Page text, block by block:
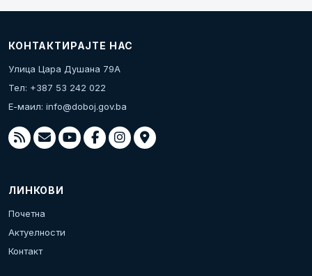
КОНТАКТИРАЈТЕ НАС
Улица Цара Душана 79А
Тел: +387 53 242 022
Е-маил: info@doboj.gov.ba
ЛИНКОВИ
Почетна
Актуелности
Контакт